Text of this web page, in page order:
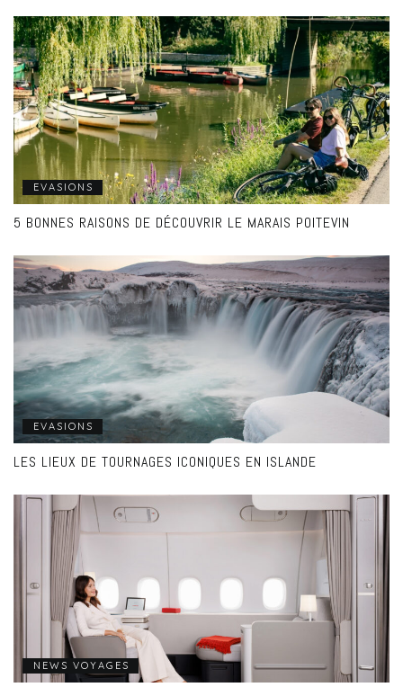
EVASIONS
5 BONNES RAISONS DE DÉCOUVRIR LE MARAIS POITEVIN
EVASIONS
LES LIEUX DE TOURNAGES ICONIQUES EN ISLANDE
NEWS VOYAGES